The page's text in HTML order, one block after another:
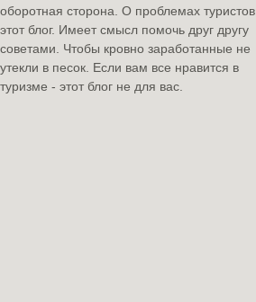
оборотная сторона. О проблемах туристов
этот блог. Имеет смысл помочь друг другу
советами. Чтобы кровно заработанные не
утекли в песок. Если вам все нравится в
туризме - этот блог не для вас.